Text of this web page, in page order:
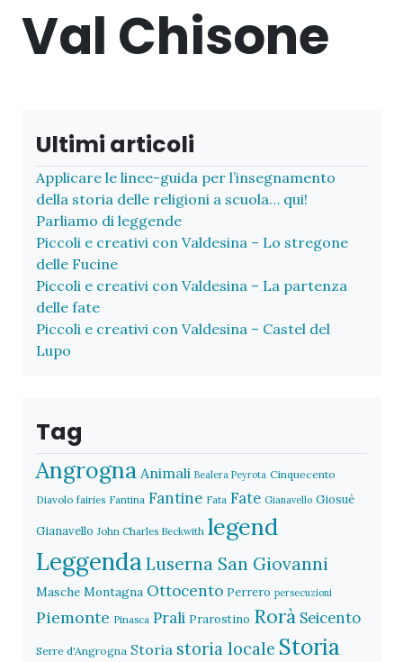
Val Chisone
Ultimi articoli
Applicare le linee-guida per l’insegnamento
della storia delle religioni a scuola… qui!
Parliamo di leggende
Piccoli e creativi con Valdesina – Lo stregone
delle Fucine
Piccoli e creativi con Valdesina – La partenza
delle fate
Piccoli e creativi con Valdesina – Castel del
Lupo
Tag
Angrogna Animali Bealera Peyrota Cinquecento
Diavolo fairies Fantina Fantine Fata Fate Gianavello Giosuè
Gianavello John Charles Beckwith legend
Leggenda Luserna San Giovanni
Masche Montagna Ottocento Perrero persecuzioni
Piemonte Pinasca Prali Prarostino Rorà Seicento
Serre d'Angrogna Storia storia locale Storia